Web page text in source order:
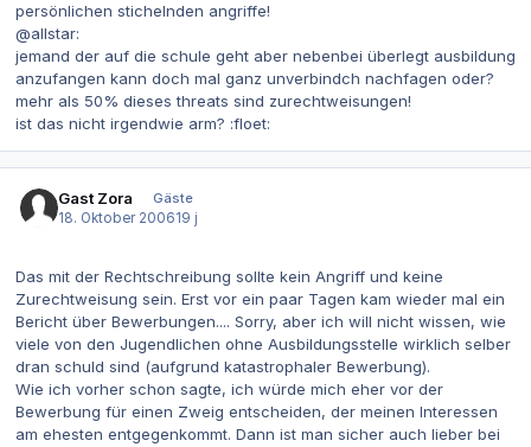
persönlichen stichelnden angriffe!
@allstar:
jemand der auf die schule geht aber nebenbei überlegt ausbildung
anzufangen kann doch mal ganz unverbindch nachfagen oder?
mehr als 50% dieses threats sind zurechtweisungen!
ist das nicht irgendwie arm? :floet:
Gast Zora
Gäste
18. Oktober 200619 j
Das mit der Rechtschreibung sollte kein Angriff und keine
Zurechtweisung sein. Erst vor ein paar Tagen kam wieder mal ein
Bericht über Bewerbungen.... Sorry, aber ich will nicht wissen, wie
viele von den Jugendlichen ohne Ausbildungsstelle wirklich selber
dran schuld sind (aufgrund katastrophaler Bewerbung).
Wie ich vorher schon sagte, ich würde mich eher vor der
Bewerbung für einen Zweig entscheiden, der meinen Interessen
am ehesten entgegenkommt. Dann ist man sicher auch lieber bei